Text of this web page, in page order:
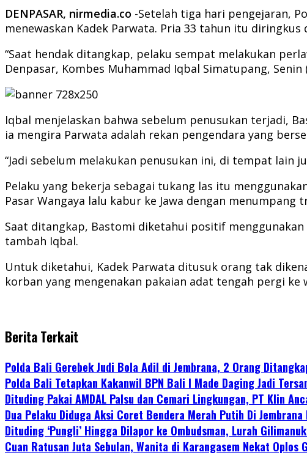
DENPASAR, nirmedia.co -Setelah tiga hari pengejaran,
menewaskan Kadek Parwata. Pria 33 tahun itu
“Saat hendak ditangkap, pelaku sempat melakukan
Denpasar, Kombes Muhammad Iqbal Simatupang, Senin
Iqbal menjelaskan bahwa sebelum penusukan terjadi,
ia mengira Parwata adalah rekan pengendara yang
“Jadi sebelum melakukan penusukan ini, di tempat lain
Pelaku yang bekerja sebagai tukang las itu
Pasar Wangaya lalu kabur ke Jawa dengan menumpang
Saat ditangkap, Bastomi diketahui positif
tambah Iqbal.
Untuk diketahui, Kadek Parwata ditusuk orang tak
korban yang mengenakan pakaian adat tengah pergi
Berita Terkait
Polda Bali Gerebek Judi Bola Adil di Jembrana, 2 Orang
Polda Bali Tetapkan Kakanwil BPN Bali I Made Daging Jadi
Dituding Pakai AMDAL Palsu dan Cemari Lingkungan, PT Klin
Dua Pelaku Diduga Aksi Coret Bendera Merah Putih Di
Dituding ‘Pungli’ Hingga Dilapor ke Ombudsman, Lurah
Cuan Ratusan Juta Sebulan, Wanita di Karangasem Nekat Oplos